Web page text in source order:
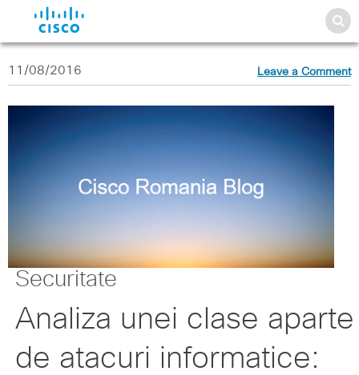
11/08/2016 Leave a Comment
Securitate
Analiza unei clase aparte
de atacuri informatice: